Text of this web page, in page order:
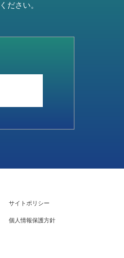
ださい。
サイトポリシー
個人情報保護方針